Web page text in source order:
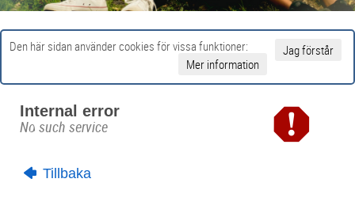
Den här sidan använder cookies för vissa funktioner:
Jag förstår
Mer information
Internal error
No such service
Tillbaka